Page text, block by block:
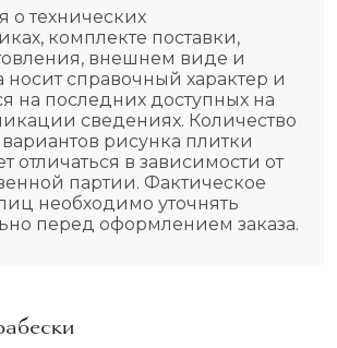
технических
комплекте поставки,
внешнем виде и
носит справочный характер и
на последних доступных на
сведениях. Количество
рисунка плитки
отличаться в зависимости от
партии. Фактическое
необходимо уточнять
перед оформлением заказа.